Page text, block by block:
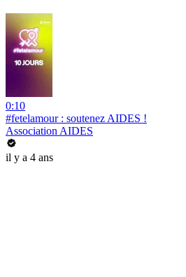
0:10
#fetelamour : soutenez AIDES !
Association AIDES
il y a 4 ans